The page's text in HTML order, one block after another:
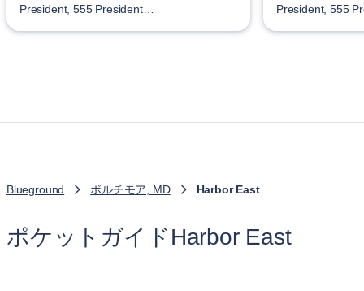
President, 555 President
President, 555
Blueground ボルチモア, MD Harbor East
ポケットガイドHarbor East